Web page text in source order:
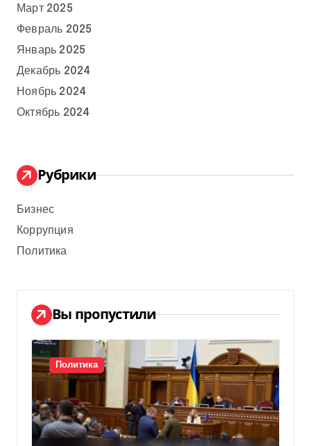
Март 2025
Февраль 2025
Январь 2025
Декабрь 2024
Ноябрь 2024
Октябрь 2024
Рубрики
Бизнес
Коррупция
Политика
Вы пропустили
Политика